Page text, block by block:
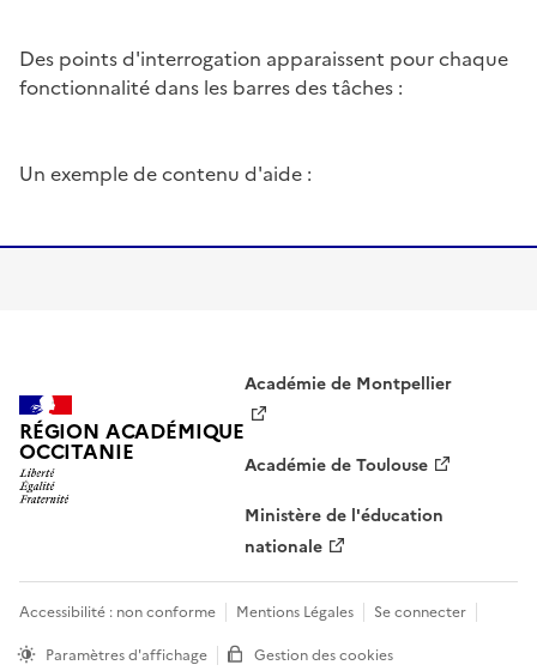
Des points d'interrogation apparaissent pour chaque
fonctionnalité dans les barres des tâches :
Un exemple de contenu d'aide :
RÉGION ACADÉMIQUE
OCCITANIE
Académie de Montpellier
Académie de Toulouse
Ministère de l'éducation
nationale
Accessibilité : non conforme Mentions Légales
Se connecter
Paramètres d'affichage
Gestion des cookies